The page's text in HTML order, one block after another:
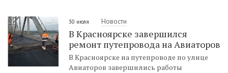
30 июля Новости
В Красноярске завершился
ремонт путепровода на Авиаторов
В Красноярске на путепроводе по улице
Авиаторов завершились работы